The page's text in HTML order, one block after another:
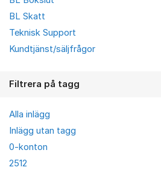
BL Skatt
Teknisk Support
Kundtjänst/säljfrågor
Filtrera på tagg
Alla inlägg
Inlägg utan tagg
0-konton
2512